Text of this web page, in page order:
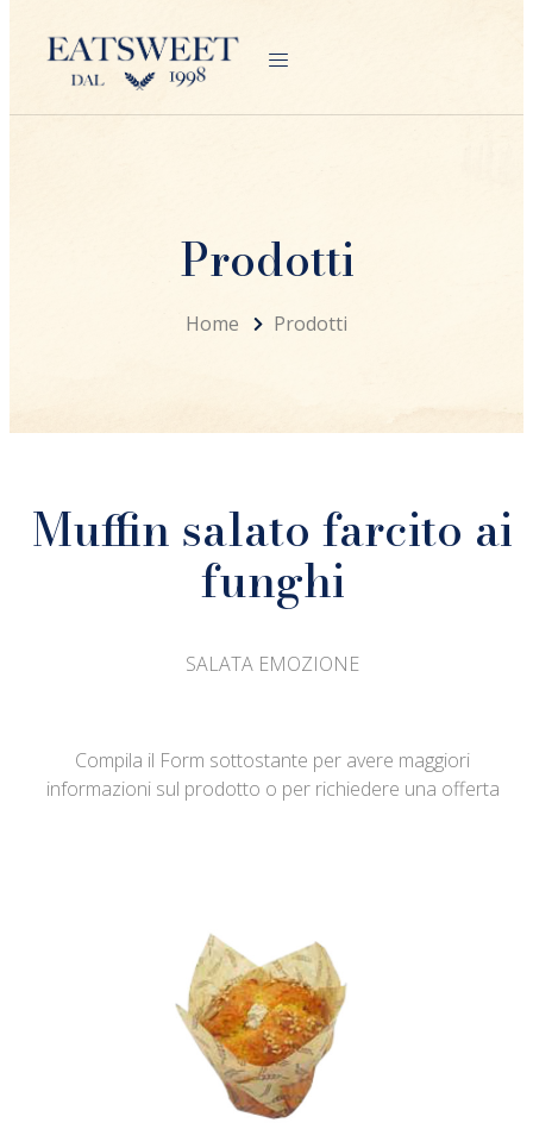
Prodotti
Home Prodotti
Muffin salato farcito ai
funghi
SALATA EMOZIONE
Compila il Form sottostante per avere maggiori
informazioni sul prodotto o per richiedere una offerta